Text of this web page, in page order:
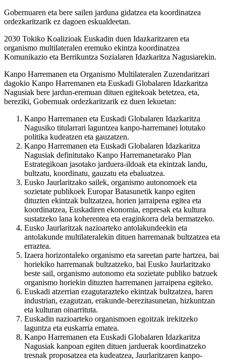
Gobernuaren eta bere sailen jarduna gidatzea eta koordinatzea
ordezkaritzarik ez dagoen eskualdeetan.
2030 Tokiko Koalizioak Euskadin duen Idazkaritzaren eta
organismo multilateralen eremuko ekintza koordinatzea
Komunikazio eta Berrikuntza Sozialaren Idazkaritza Nagusiarekin.
Kanpo Harremanen eta Organismo Multilateralen Zuzendaritzari
dagokio Kanpo Harremanen eta Euskadi Globalaren Idazkaritza
Nagusiak bere jardun-eremuan dituen egitekoak betetzea, eta,
bereziki, Gobernuak ordezkaritzarik ez duen lekuetan:
Kanpo Harremanen eta Euskadi Globalaren Idazkaritza
Nagusiko titularrari laguntzea kanpo-harremanei lotutako
politika kudeatzen eta gauzatzen.
Kanpo Harremanen eta Euskadi Globalaren Idazkaritza
Nagusiak definitutako Kanpo Harremanetarako Plan
Estrategikoan jasotako jarduera-ildoak eta ekintzak landu,
bultzatu, koordinatu, gauzatu eta ebaluatzea.
Eusko Jaurlaritzako sailek, organismo autonomoek eta
sozietate publikoek Europar Batasunetik kanpo egiten
dituzten ekintzak bultzatzea, horien jarraipena egitea eta
koordinatzea, Euskadiren ekonomia, enpresak eta kultura
sustatzeko lana koherentea eta eraginkorra dela bermatzeko.
Eusko Jaurlaritzak nazioarteko antolakundeekin eta
antolakunde multilateralekin dituen harremanak bultzatzea eta
erraztea.
Izaera horizontaleko organismo eta sareetan parte hartzea, bai
horiekiko harremanak bultzatzeko, bai Eusko Jaurlaritzako
beste sail, organismo autonomo eta sozietate publiko batzuek
organismo horiekin dituzten harremanen jarraipena egiteko.
Euskadi atzerrian ezagutarazteko ekintzak bultzatzea, haren
industrian, ezagutzan, erakunde-berezitasunetan, hizkuntzan
eta kulturan oinarrituta.
Euskadin nazioarteko organismoen egoitzak irekitzeko
laguntza eta euskarria ematea.
Kanpo Harremanen eta Euskadi Globalaren Idazkaritza
Nagusiak kanpoan egiten dituen jarduerak koordinatzeko
tresnak proposatzea eta kudeatzea, Jaurlaritzaren kanpo-